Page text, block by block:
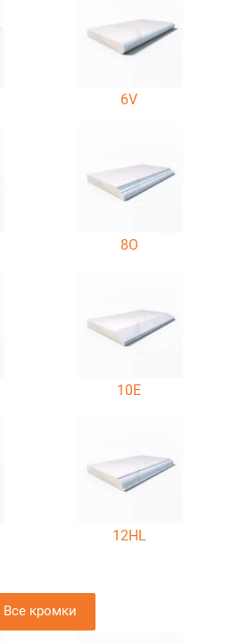
6V
8O
10E
12HL
Все кромки